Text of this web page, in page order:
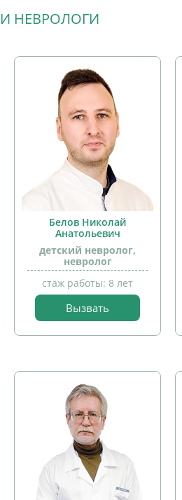
НЕВРОЛОГИ
детей
Белов Николай
Анатольевич
детский невролог,
невролог
стаж работы: 8 лет
Вызвать